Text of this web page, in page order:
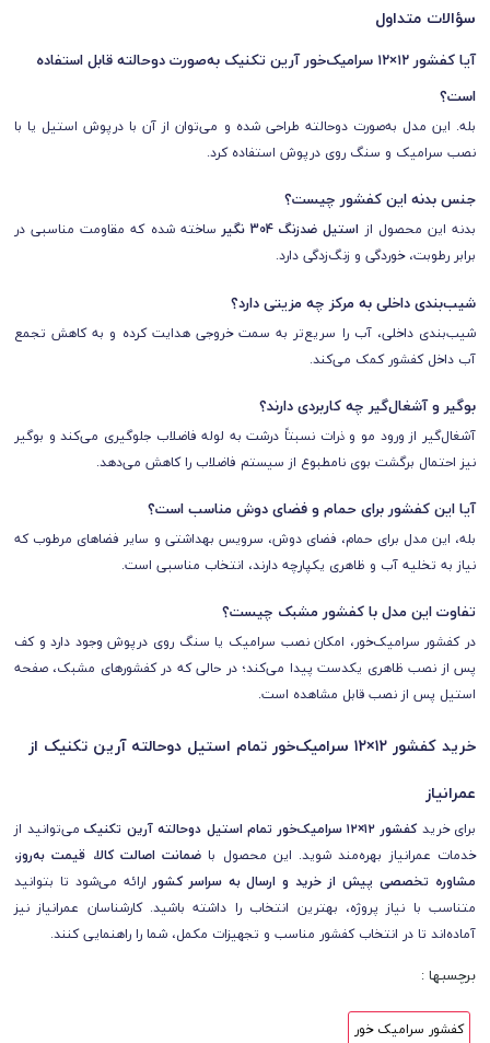
سؤالات متداول
آیا کفشور ۱۲×۱۲ سرامیک‌خور آرین تکنیک به‌صورت دوحالته قابل استفاده
است؟
بله. این مدل به‌صورت دوحالته طراحی شده و می‌توان از آن با درپوش استیل یا با
نصب سرامیک و سنگ روی درپوش استفاده کرد.
جنس بدنه این کفشور چیست؟
بدنه این محصول از استیل ضدزنگ 304 نگیر
ساخته شده که مقاومت مناسبی در
برابر رطوبت، خوردگی و زنگ‌زدگی دارد.
شیب‌بندی داخلی به مرکز چه مزیتی دارد؟
شیب‌بندی داخلی، آب را سریع‌تر به سمت خروجی هدایت کرده و به کاهش تجمع
آب داخل کفشور کمک می‌کند.
بوگیر و آشغال‌گیر چه کاربردی دارند؟
آشغال‌گیر از ورود مو و ذرات نسبتاً درشت به لوله فاضلاب جلوگیری می‌کند و بوگیر
نیز احتمال برگشت بوی نامطبوع از سیستم فاضلاب را کاهش می‌دهد.
آیا این کفشور برای حمام و فضای دوش مناسب است؟
بله، این مدل برای حمام، فضای دوش، سرویس بهداشتی و سایر فضاهای مرطوب که
نیاز به تخلیه آب و ظاهری یکپارچه دارند، انتخاب مناسبی است.
تفاوت این مدل با کفشور مشبک چیست؟
در کفشور سرامیک‌خور، امکان نصب سرامیک یا سنگ روی درپوش وجود دارد و کف
پس از نصب ظاهری یکدست پیدا می‌کند؛ در حالی که در کفشورهای مشبک، صفحه
استیل پس از نصب قابل مشاهده است.
خرید کفشور ۱۲×۱۲ سرامیک‌خور تمام استیل دوحالته آرین تکنیک از
عمرانیاز
برای خریدکفشور ۱۲×۱۲ سرامیک‌خور تمام استیل دوحالته آرین تکنیک
می‌توانید از
خدمات عمرانیاز بهره‌مند شوید. این محصول با ضمانت اصالت کالا، قیمت به‌روز،
مشاوره تخصصی پیش از خرید و ارسال به سراسر کشورارائه می‌شود تا بتوانید
متناسب با نیاز پروژه، بهترین انتخاب را داشته باشید. کارشناسان عمرانیاز نیز
آماده‌اند تا در انتخاب کفشور مناسب و تجهیزات مکمل، شما را راهنمایی کنند.
برچسبها :
کفشور سرامیک خور